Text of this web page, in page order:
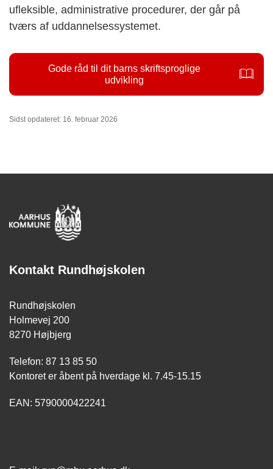
ufleksible, administrative procedurer, der går på
tværs af uddannelsessystemet.
Gode råd til dit barns skriftsproglige
udvikling
Sidst opdateret: 16. februar 2026
Kontakt Rundhøjskolen
Rundhøjskolen
Holmevej 200
8270 Højbjerg
Telefon: 87 13 85 50
Kontoret er åbent på hverdage kl. 7.45-15.15
EAN: 5790000422241